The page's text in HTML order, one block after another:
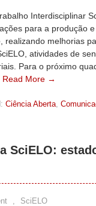
Interdisciplinar
para a produção
realizando melhorias
atividades de
Para o próximo
Read More →
Ciência Aberta,
SciELO:
, SciELO